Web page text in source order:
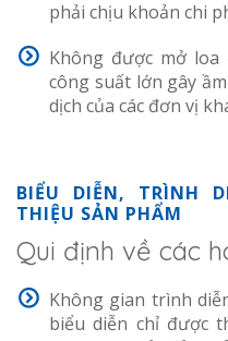
phải chịu khoản chi
Không được mở
công suất lớn gây
dịch của các đơn vị
BIỂU DIỄN, TRÌNH
THIỆU SẢN PHẨM
Qui định về các
Không gian trình
biểu diễn chỉ được